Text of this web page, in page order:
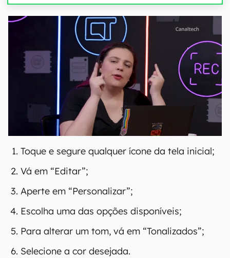
Toque e segure qualquer ícone da tela inicial;
Vá em “Editar”;
Aperte em “Personalizar”;
Escolha uma das opções disponíveis;
Para alterar um tom, vá em “Tonalizados”;
Selecione a cor desejada.